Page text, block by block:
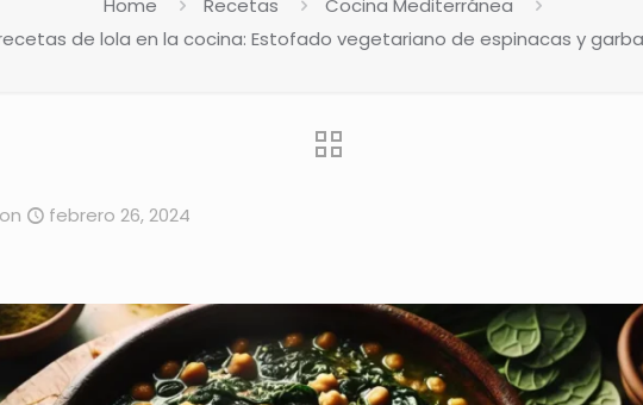
Home Recetas
Cocina Mediterránea
de lola en la cocina: Estofado vegetariano de espinacas y
on febrero 26, 2024